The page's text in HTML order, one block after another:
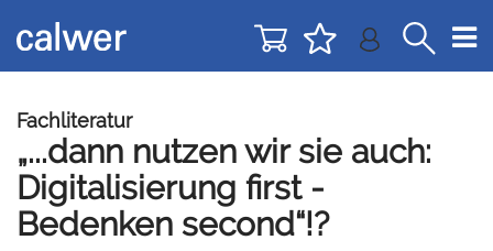
zur
Navigation
zum
Inhalt
Fachliteratur
„...dann nutzen wir sie auch:
Digitalisierung first -
Bedenken second“!?